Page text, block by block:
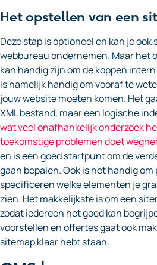
Het opstellen van een
Deze stap is optioneel en kan je ook
webbureau ondernemen. Maar het
kan handig zijn om de koppen
is namelijk handig om vooraf te
jouw website moeten komen. Het
XML bestand, maar een logische
wat veel onafhankelijk onderzoek
toekomstige problemen doet
en is een goed startpunt om de
gaan bepalen. Ook is het handig om
specificeren welke elementen je
zien. Het makkelijkste is om een
zodat iedereen het goed kan
voorstellen en offertes gaat ook
sitemap klaar hebt staan.